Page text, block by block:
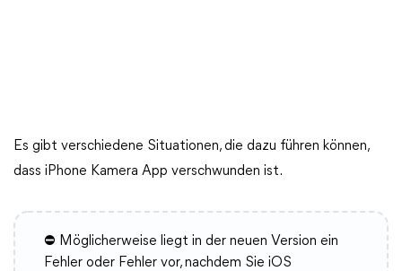
Es gibt verschiedene Situationen, die dazu führen können,
dass iPhone Kamera App verschwunden ist.
⛔ Möglicherweise liegt in der neuen Version ein
Fehler oder Fehler vor, nachdem Sie iOS